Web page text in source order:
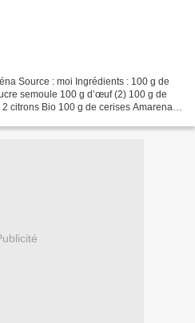
Source : moi Ingrédients : 100 g de
semoule 100 g d’œuf (2) 100 g de
citrons Bio 100 g de cerises Amarena